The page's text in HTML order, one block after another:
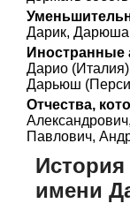
Дарик,
Иностранные
Дарио
Дарьюш
Отчества,
Павлович,
имени